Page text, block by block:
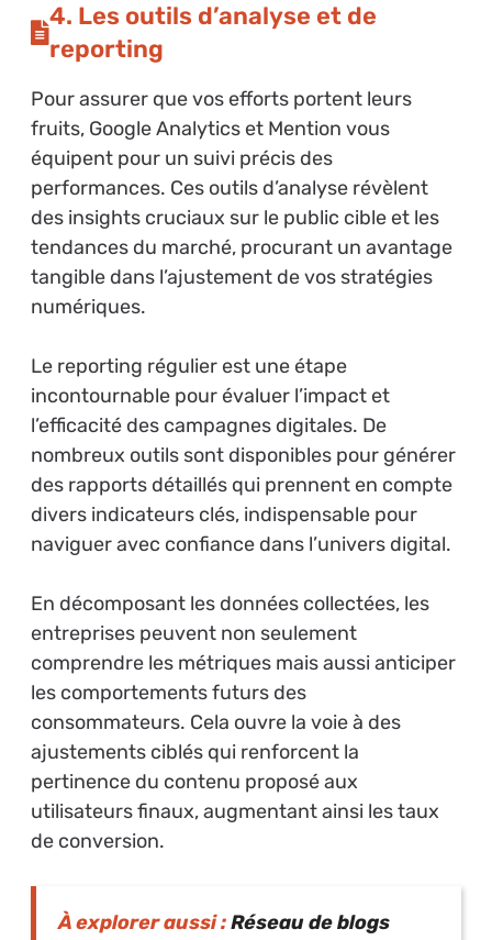
4. Les outils d’analyse et de
reporting
Pour assurer que vos efforts portent leurs
fruits, Google Analytics et Mention vous
équipent pour un suivi précis des
performances. Ces outils d’analyse révèlent
des insights cruciaux sur le public cible et les
tendances du marché, procurant un avantage
tangible dans l’ajustement de vos stratégies
numériques.
Le reporting régulier est une étape
incontournable pour évaluer l’impact et
l’efficacité des campagnes digitales. De
nombreux outils sont disponibles pour générer
des rapports détaillés qui prennent en compte
divers indicateurs clés, indispensable pour
naviguer avec confiance dans l’univers digital.
En décomposant les données collectées, les
entreprises peuvent non seulement
comprendre les métriques mais aussi anticiper
les comportements futurs des
consommateurs. Cela ouvre la voie à des
ajustements ciblés qui renforcent la
pertinence du contenu proposé aux
utilisateurs finaux, augmentant ainsi les taux
de conversion.
À explorer aussi :Réseau de blogs